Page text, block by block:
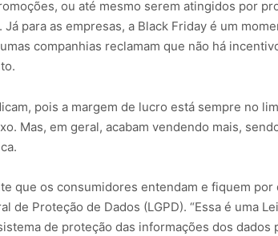
ou até mesmo serem atingidos por
para as empresas, a Black Friday é um
companhias reclamam que não há
pois a margem de lucro está sempre no
Mas, em geral, acabam vendendo mais,
que os consumidores entendam e fiquem
de Proteção de Dados (LGPD). “Essa é uma
de proteção das informações dos dados